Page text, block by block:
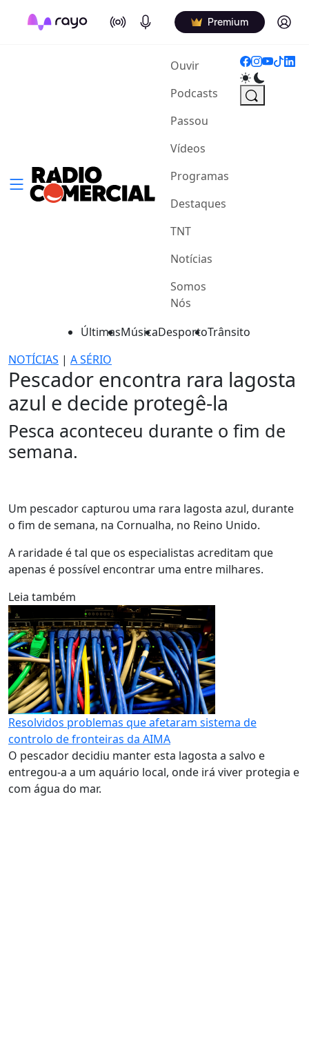
On Air Podcasts Premium Log in
Ouvir(current)
Podcasts
Passou
Vídeos
Programas
Destaques
TNT
Notícias
Somos
Nós
ÚltimasMúsicaDesportoTrânsito
NOTÍCIAS | A SÉRIO
Pescador encontra rara lagosta
azul e decide protegê-la
Pesca aconteceu durante o fim de
semana.
Um pescador capturou uma rara lagosta azul, durante
o fim de semana, na Cornualha, no Reino Unido.
A raridade é tal que os especialistas acreditam que
apenas é possível encontrar uma entre milhares.
Leia também
Resolvidos problemas que afetaram sistema de
controlo de fronteiras da AIMA
O pescador decidiu manter esta lagosta a salvo e
entregou-a a um aquário local, onde irá viver protegia e
com água do mar.